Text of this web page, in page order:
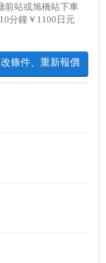
前站或旭橋站下車
分鐘￥1100日元
條件、重新報價